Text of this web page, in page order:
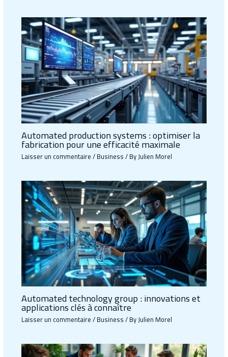
Automated production systems : optimiser la
fabrication pour une efficacité maximale
Laisser un commentaire/Business/ ByJulien Morel
Automated technology group : innovations et
applications clés à connaître
Laisser un commentaire/Business/ ByJulien Morel